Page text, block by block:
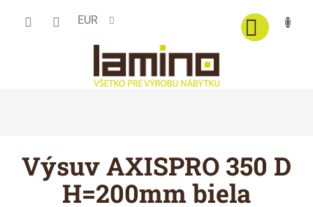
EUR
Výsuv AXISPRO 350 D
H=200mm biela